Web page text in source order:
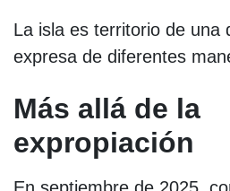
La isla es territorio de una
expresa de diferentes
Más allá de la
expropiación